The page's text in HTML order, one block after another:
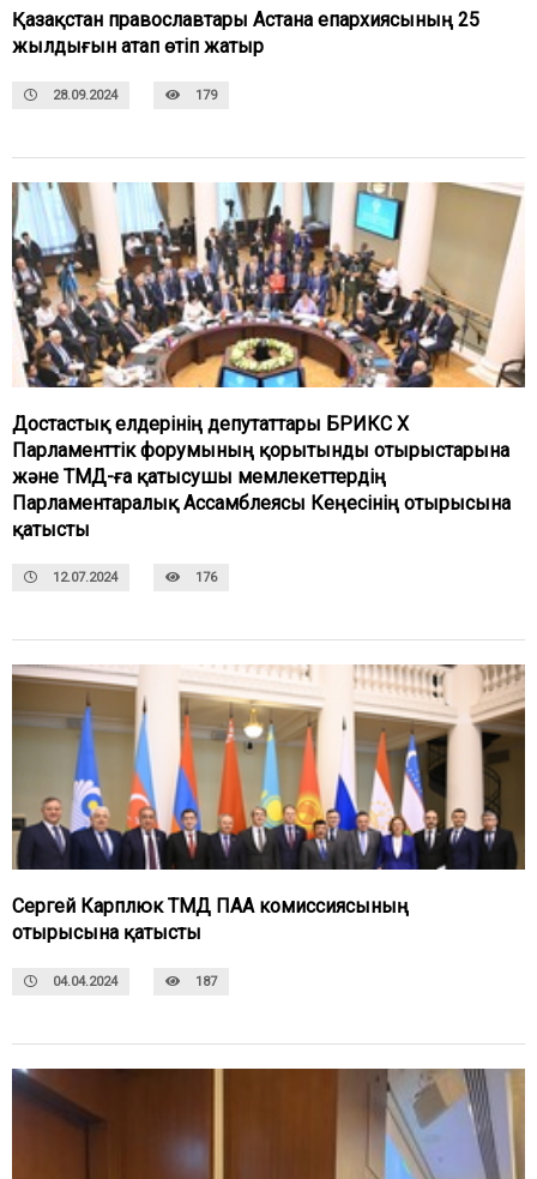
Қазақстан православтары Астана епархиясының 25
жылдығын атап өтіп жатыр
28.09.2024 179
Достастық елдерінің депутаттары БРИКС Х
Парламенттік форумының қорытынды отырыстарына
және ТМД-ға қатысушы мемлекеттердің
Парламентаралық Ассамблеясы Кеңесінің отырысына
қатысты
12.07.2024 176
Сергей Карплюк ТМД ПАА комиссиясының
отырысына қатысты
04.04.2024 187